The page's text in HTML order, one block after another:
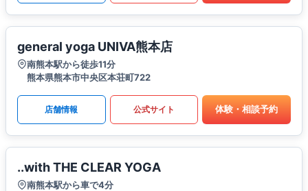
general yoga UNIVA熊本店
南熊本駅から徒歩11分
熊本県熊本市中央区本荘町722
店舗情報 公式サイト 体験・相談予約
..with THE CLEAR YOGA
南熊本駅から車で4分